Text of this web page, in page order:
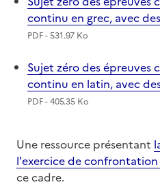
continu en grec, avec
PDF - 531.97 Ko
Sujet zéro des épreuves
continu en latin, avec
PDF - 405.35 Ko
Une ressource présentant
l'exercice de confrontation
ce cadre.